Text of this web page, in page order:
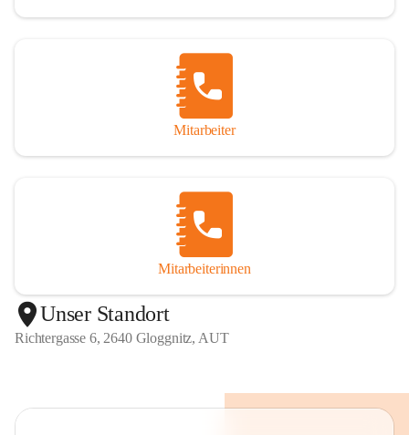
Mitarbeiter
Mitarbeiterinnen
+1
Unser Standort
Richtergasse 6, 2640 Gloggnitz, AUT